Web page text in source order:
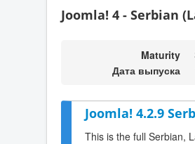
Joomla! 4 - Serbian
Maturity
Дата выпуска
Joomla! 4.2.9
This is the full Serbian,